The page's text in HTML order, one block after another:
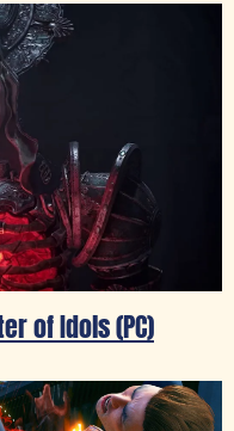
of Idols (PC)